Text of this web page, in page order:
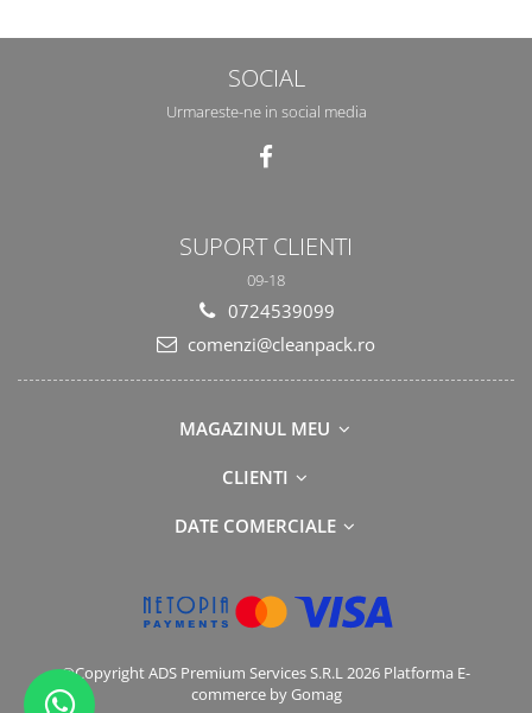
SOCIAL
Urmareste-ne in social media
SUPORT CLIENTI
09-18
0724539099
comenzi@cleanpack.ro
MAGAZINUL MEU
CLIENTI
DATE COMERCIALE
©Copyright ADS Premium Services S.R.L 2026 Platforma E-
commerce by Gomag